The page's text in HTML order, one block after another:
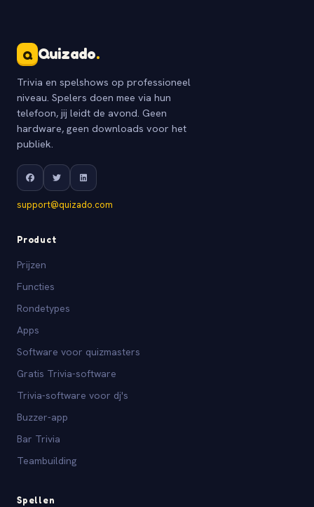
Q Quizado.
Trivia en spelshows op professioneel
niveau. Spelers doen mee via hun
telefoon, jij leidt de avond. Geen
hardware, geen downloads voor het
publiek.
support@quizado.com
Product
Prijzen
Functies
Rondetypes
Apps
Software voor quizmasters
Gratis Trivia-software
Trivia-software voor dj's
Buzzer-app
Bar Trivia
Teambuilding
Spellen